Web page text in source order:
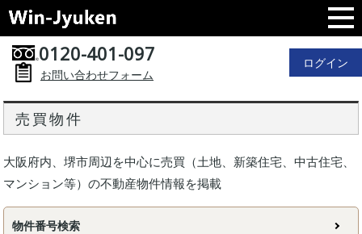
0120-401-097
お問い合わせフォーム
ログイン
売買物件
大阪府内、堺市周辺を中心に売買（土地、新築住宅、中古住宅、
マンション等）の不動産物件情報を掲載
物件番号検索